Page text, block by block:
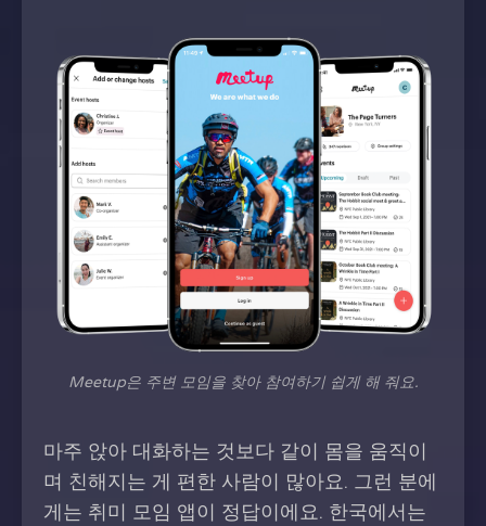
Meetup은 주변 모임을 찾아 참여하기 쉽게 해 줘요.
마주 앉아 대화하는 것보다 같이 몸을 움직이
며 친해지는 게 편한 사람이 많아요. 그런 분에
게는 취미 모임 앱이 정답이에요. 한국에서는